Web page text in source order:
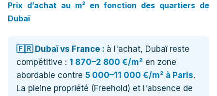
Prix d’achat au m² en fonction des quartiers de
Dubaï
🇫🇷 Dubaï vs France : à l'achat, Dubaï reste
compétitive : 1 870–2 800 €/m² en zone
abordable contre 5 000–11 000 €/m² à Paris.
La pleine propriété (Freehold) et l'absence de